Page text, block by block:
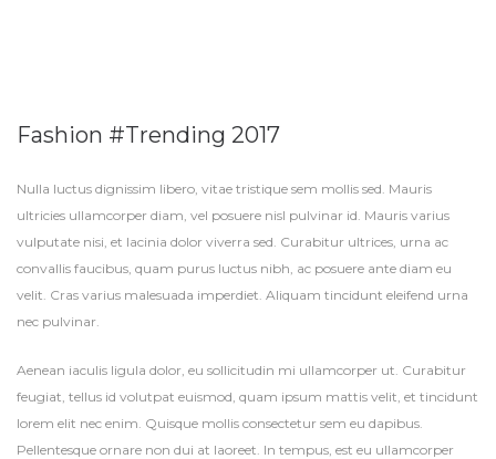
Fashion #Trending 2017
Nulla luctus dignissim libero, vitae tristique sem mollis sed. Mauris
ultricies ullamcorper diam, vel posuere nisl pulvinar id. Mauris varius
vulputate nisi, et lacinia dolor viverra sed. Curabitur ultrices, urna ac
convallis faucibus, quam purus luctus nibh, ac posuere ante diam eu
velit. Cras varius malesuada imperdiet. Aliquam tincidunt eleifend urna
nec pulvinar.
Aenean iaculis ligula dolor, eu sollicitudin mi ullamcorper ut. Curabitur
feugiat, tellus id volutpat euismod, quam ipsum mattis velit, et tincidunt
lorem elit nec enim. Quisque mollis consectetur sem eu dapibus.
Pellentesque ornare non dui at laoreet. In tempus, est eu ullamcorper